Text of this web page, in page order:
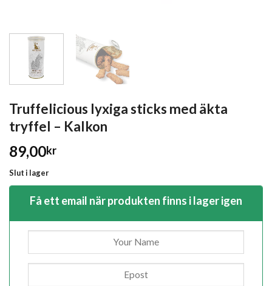
Truffelicious lyxiga sticks med äkta
tryffel – Kalkon
89,00kr
Slut i lager
Få ett email när produkten finns i lager igen